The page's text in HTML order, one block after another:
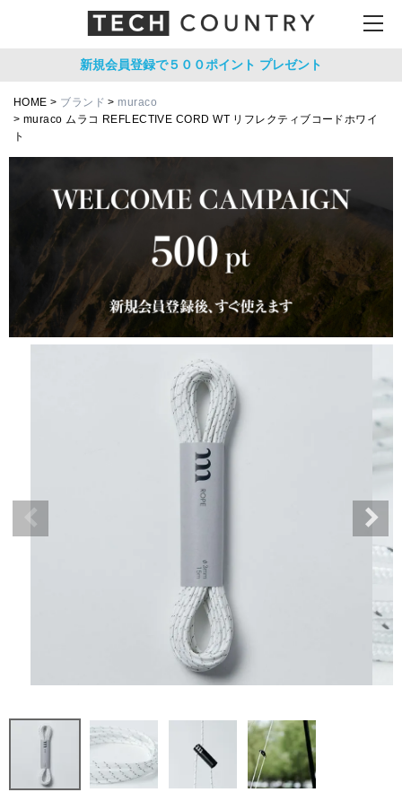
新規会員登録で５００ポイント プレゼント
HOME ブランド
muraco
muraco ムラコ REFLECTIVE CORD WT リフレクティブコードホワイ
ト